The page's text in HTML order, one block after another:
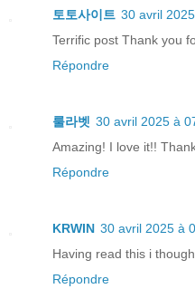
토토사이트 30 avril
Terrific post Thank you
Répondre
룰라벳 30 avril 2025 à
Amazing! I love it!!
Répondre
KRWIN 30 avril 2025 à
Having read this i
Répondre